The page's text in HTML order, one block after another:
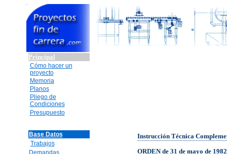
Principal
Cómo hacer un
proyecto
Memoria
Planos
Pliego de
Condiciones
Presupuesto
Base Datos
Trabajos
Demandas
Instrucción Técnica
ORDEN de 31 de mayo de